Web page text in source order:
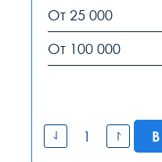
От 25 000
От 100 000